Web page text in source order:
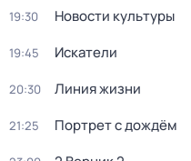
19:30 Новости культуры
19:45 Искатели
20:30 Линия жизни
21:25 Портрет с дождём